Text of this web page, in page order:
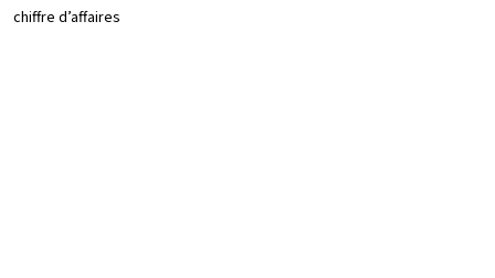
chiffre d’affaires